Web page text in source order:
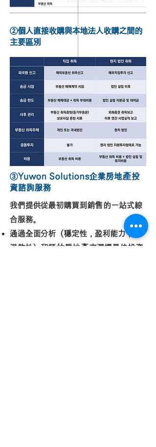
②個人直接收購與本地法人收購之間的
主要區別
③Yuwon Solutions企業房地產投
資諮詢服務
我們提供從最初購買到銷售的一站式綜
合服務。
通過全面分析（穩定性，盈利能力，可
退款性）和評估房地產來選擇最佳投資